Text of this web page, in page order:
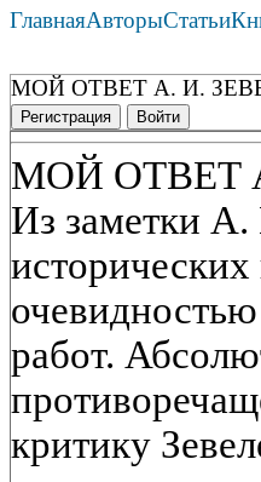
ГлавнаяАвторыСтатьи
МОЙ ОТВЕТ А. И.
Регистрация Войти
МОЙ ОТВЕТ
Из заметки А.
работ.
критику